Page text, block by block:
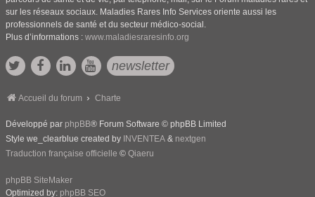
sur les réseaux sociaux. Maladies Rares Info Services oriente aussi les
professionnels de santé et du secteur médico-social.
Plus d’informations : www.maladiesraresinfo.org
newsletter
Accueil du forum Charte
Développé par phpBB® Forum Software © phpBB Limited
Style we_clearblue created by INVENTEA & nextgen
Traduction française officielle © Qiaeru
phpBB SiteMaker
Optimized by: phpBB SEO